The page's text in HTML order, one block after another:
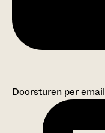
Doorsturen per email